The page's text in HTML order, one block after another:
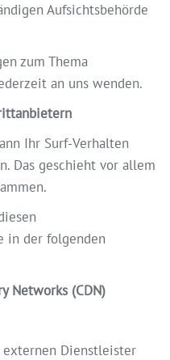
Aufsichtsbehörde
zum Thema
an uns wenden.
Ihr Surf-Verhalten
Das geschieht vor allem
in der folgenden
Networks (CDN)
Dienstleister